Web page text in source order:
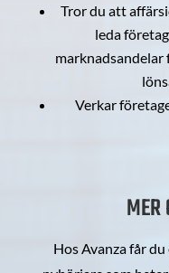
Tror du att
leda
Verkar
MER
Hos Avanza får